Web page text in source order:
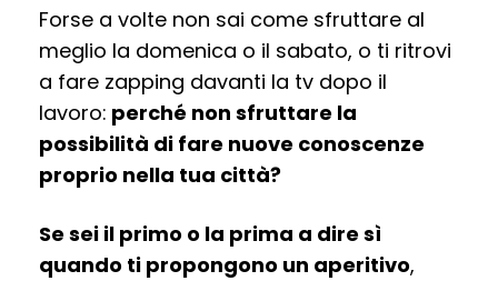
Forse a volte non sai come sfruttare al
meglio la domenica o il sabato, o ti ritrovi
a fare zapping davanti la tv dopo il
lavoro: perché non sfruttare la
possibilità di fare nuove conoscenze
proprio nella tua città?
Se sei il primo o la prima a dire sì
quando ti propongono un aperitivo,